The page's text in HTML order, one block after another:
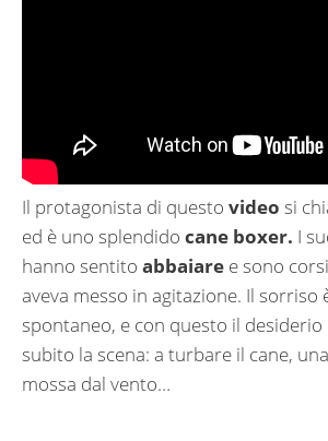
Il protagonista di questo video si
ed è uno splendido cane boxer. I
hanno sentito abbaiare e sono
aveva messo in agitazione. Il sorriso
spontaneo, e con questo il
subito la scena: a turbare il cane,
mossa dal vento…